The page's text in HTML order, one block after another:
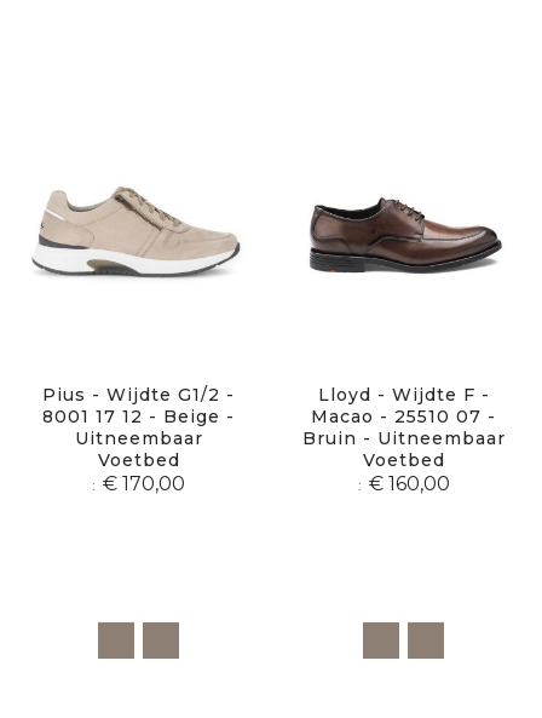
Pius - Wijdte G1/2 -
8001 17 12 - Beige -
Uitneembaar
Voetbed
€ 170,00
Lloyd - Wijdte F -
Macao - 25510 07 -
Bruin - Uitneembaar
Voetbed
€ 160,00